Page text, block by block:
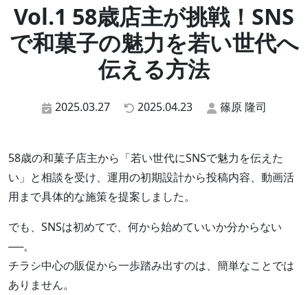
Vol.1 58歳店主が挑戦！SNS
で和菓子の魅力を若い世代へ
伝える方法
2025.03.27 2025.04.23 篠原 隆司
58歳の和菓子店主から「若い世代にSNSで魅力を伝えた
い」と相談を受け、運用の初期設計から投稿内容、動画活
用まで具体的な施策を提案しました。
でも、SNSは初めてで、何から始めていいか分からない
──。
チラシ中心の販促から一歩踏み出すのは、簡単なことでは
ありません。